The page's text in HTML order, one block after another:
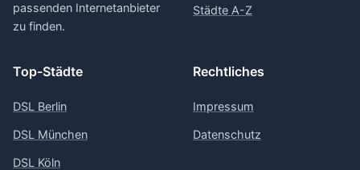
passenden Internetanbieter
zu finden.
Städte A-Z
Top-Städte
DSL Berlin
DSL München
DSL Köln
Rechtliches
Impressum
Datenschutz